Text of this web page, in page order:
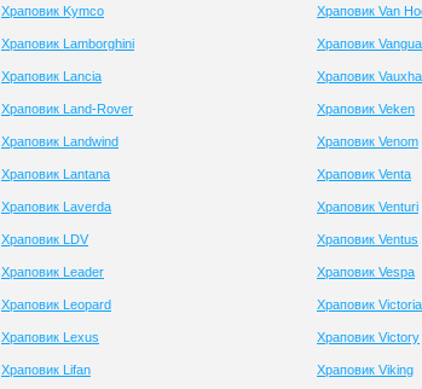
Храповик Kymco
Храповик Lamborghini
Храповик Lancia
Храповик Land-Rover
Храповик Landwind
Храповик Lantana
Храповик Laverda
Храповик LDV
Храповик Leader
Храповик Leopard
Храповик Lexus
Храповик Lifan
Храповик Van
Храповик
Храповик
Храповик Veken
Храповик Venom
Храповик Venta
Храповик Venturi
Храповик Ventus
Храповик Vespa
Храповик Victoria
Храповик Victory
Храповик Viking